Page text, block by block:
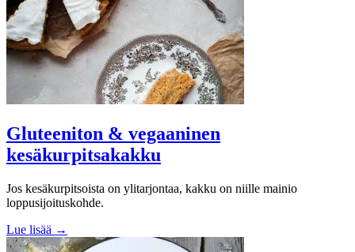
Gluteeniton & vegaaninen
kesäkurpitsakakku
Jos kesäkurpitsoista on ylitarjontaa, kakku on niille mainio
loppusijoituskohde.
Lue lisää →